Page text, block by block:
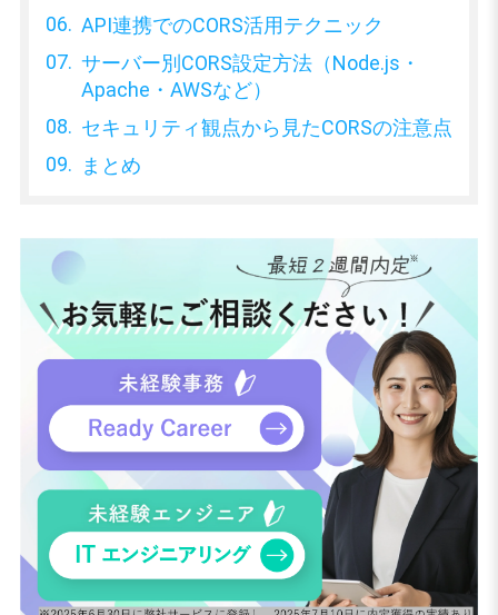
API連携でのCORS活用テクニック
サーバー別CORS設定方法（Node.js・
Apache・AWSなど）
セキュリティ観点から見たCORSの注意点
まとめ